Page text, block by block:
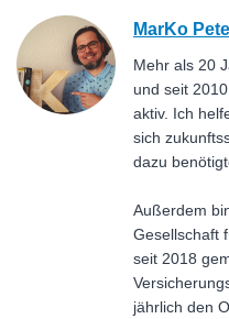
MarKo
Mehr als 20
und seit
aktiv. Ich
sich
dazu
Außerdem
Gesellschaft
seit 2018
jährlich den